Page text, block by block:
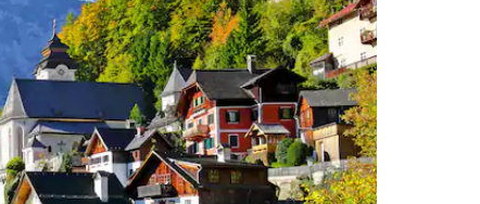
e para baixo do teclado ou tocando e deslizando o dedo na tela.